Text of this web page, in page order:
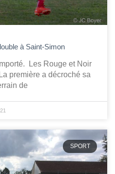
à Saint-Simon
Les Rouge et Noir
première a décroché sa
de
SPORT